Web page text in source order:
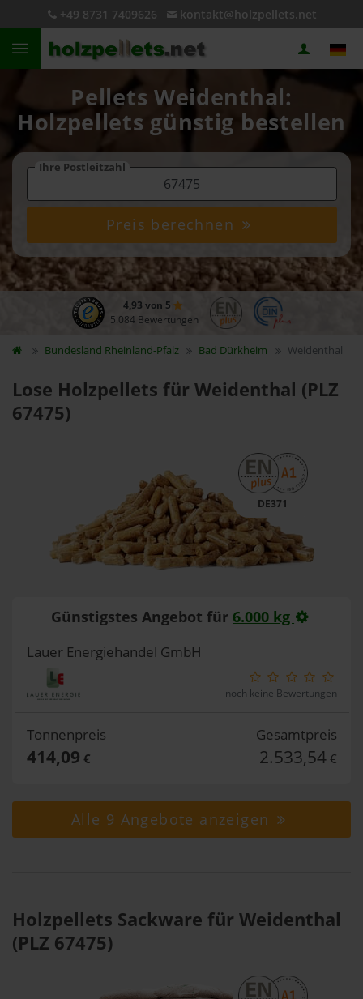
+49 8731 7409626 kontakt@holzpellets.net
Pellets Weidenthal:
Holzpellets günstig bestellen
Ihre Postleitzahl
Preis berechnen
4,93 von 5
5.084 Bewertungen
Bundesland Rheinland-Pfalz Bad Dürkheim Weidenthal
Lose Holzpellets für Weidenthal (PLZ
67475)
DE371
Günstigstes Angebot für 6.000 kg
Lauer Energiehandel GmbH
noch keine Bewertungen
Tonnenpreis
414,09 €
Gesamtpreis
2.533,54 €
Alle 9 Angebote anzeigen
Holzpellets Sackware für Weidenthal
(PLZ 67475)